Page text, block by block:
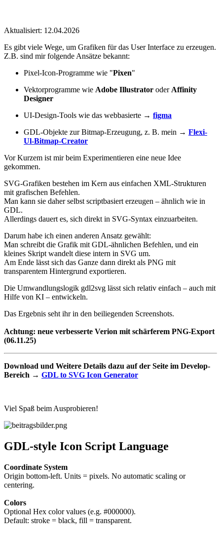
Aktualisiert: 12.04.2026
Es gibt viele Wege, um Grafiken für das User Interface zu erzeugen.
Z.B. sind mir folgende Ansätze bekannt:
Pixel-Icon-Programme wie "Pixen"
Vektorprogramme wie Adobe Illustrator oder Affinity
Designer
UI-Design-Tools wie das webbasierte → figma
GDL-Objekte zur Bitmap-Erzeugung, z. B. mein → Flexi-
Ul-Bitmap-Creator
Vor Kurzem ist mir beim Experimentieren eine neue Idee
gekommen.
SVG-Grafiken bestehen im Kern aus einfachen XML-Strukturen
mit grafischen Befehlen.
Man kann sie daher selbst scriptbasiert erzeugen – ähnlich wie in
GDL.
Allerdings dauert es, sich direkt in SVG-Syntax einzuarbeiten.
Darum habe ich einen anderen Ansatz gewählt:
Man schreibt die Grafik mit GDL-ähnlichen Befehlen, und ein
kleines Skript wandelt diese intern in SVG um.
Am Ende lässt sich das Ganze dann direkt als PNG mit
transparentem Hintergrund exportieren.
Die Umwandlungslogik gdl2svg lässt sich relativ einfach – auch mit
Hilfe von KI – entwickeln.
Das Ergebnis seht ihr in den beiliegenden Screenshots.
Achtung: neue verbesserte Verion mit schärferem PNG-Export
(06.11.25)
Download und Weitere Details dazu auf der Seite im Develop-
Bereich → GDL to SVG Icon Generator
Viel Spaß beim Ausprobieren!
GDL-style Icon Script Language
Coordinate System
Origin bottom-left. Units = pixels. No automatic scaling or
centering.
Colors
Optional Hex color values (e.g. #000000).
Default: stroke = black, fill = transparent.